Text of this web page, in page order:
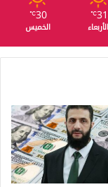
31
℃
الأربعاء
30
℃
الخميس